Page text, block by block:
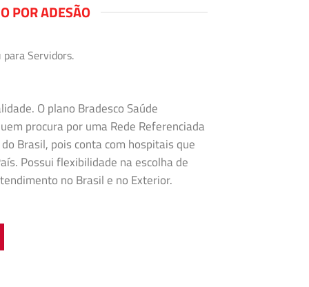
POR ADESÃO
Servidors.
O plano Bradesco Saúde
procura por uma Rede Referenciada
Brasil, pois conta com hospitais que
Possui flexibilidade na escolha de
no Brasil e no Exterior.